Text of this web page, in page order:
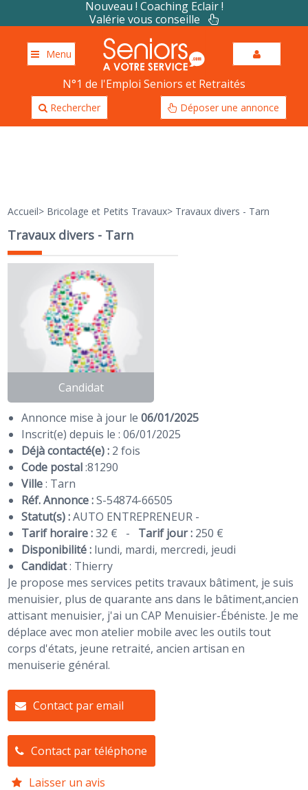
Nouveau ! Coaching Eclair !
Valérie vous conseille
Menu
N°1 de l'Emploi Seniors et Retraités
Rechercher Déposer une annonce
Accueil> Bricolage et Petits Travaux> Travaux divers - Tarn
Travaux divers - Tarn
Candidat
Annonce mise à jour le06/01/2025
Inscrit(e) depuis le : 06/01/2025
Déjà contacté(e) : 2 fois
Code postal:81290
Ville: Tarn
Réf. Annonce :S-54874-66505
Statut(s) :AUTO ENTREPRENEUR -
Tarif horaire :32 € - Tarif jour : 250 €
Disponibilité : lundi, mardi, mercredi, jeudi
Candidat: Thierry
Je propose mes services petits travaux bâtiment, je suis
menuisier, plus de quarante ans dans le bâtiment,ancien
attisant menuisier, j'ai un CAP Menuisier-Ébéniste. Je me
déplace avec mon atelier mobile avec les outils tout
corps d'états, jeune retraité, ancien artisan en
menuiserie général.
Contact par email
Contact par téléphone
Laisser un avis